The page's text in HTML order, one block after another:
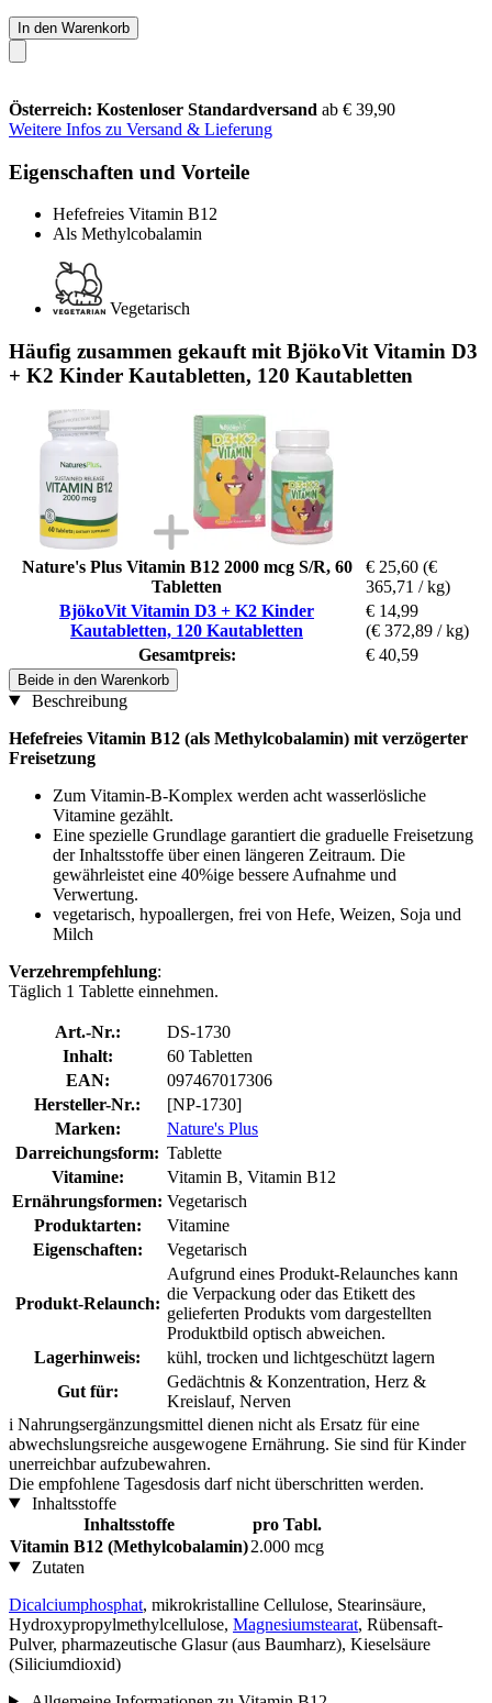
In den Warenkorb
Österreich: Kostenloser Standardversand ab € 39,90
Weitere Infos zu Versand & Lieferung
Eigenschaften und Vorteile
Hefefreies Vitamin B12
Als Methylcobalamin
Vegetarisch
Häufig zusammen gekauft mit BjökoVit Vitamin D3
+ K2 Kinder Kautabletten, 120 Kautabletten
Nature's Plus Vitamin B12 2000 mcg S/R, 60
Tabletten
€ 25,60 (€
365,71 / kg)
BjökoVit Vitamin D3 + K2 Kinder
Kautabletten, 120 Kautabletten
€ 14,99
(€ 372,89 / kg)
Gesamtpreis:
€ 40,59
Beide in den Warenkorb
Beschreibung
Hefefreies Vitamin B12 (als Methylcobalamin) mit verzögerter
Freisetzung
Zum Vitamin-B-Komplex werden acht wasserlösliche
Vitamine gezählt.
Eine spezielle Grundlage garantiert die graduelle Freisetzung
der Inhaltsstoffe über einen längeren Zeitraum. Die
gewährleistet eine 40%ige bessere Aufnahme und
Verwertung.
vegetarisch, hypoallergen, frei von Hefe, Weizen, Soja und
Milch
Verzehrempfehlung:
Täglich 1 Tablette einnehmen.
Art.-Nr.:
DS-1730
Inhalt:
60 Tabletten
EAN:
097467017306
Hersteller-Nr.:
[NP-1730]
Marken:
Nature's Plus
Darreichungsform: Tablette
Vitamine:
Vitamin B, Vitamin B12
Ernährungsformen: Vegetarisch
Produktarten:
Vitamine
Eigenschaften:
Vegetarisch
Produkt-Relaunch:
Aufgrund eines Produkt-Relaunches kann
die Verpackung oder das Etikett des
gelieferten Produkts vom dargestellten
Produktbild optisch abweichen.
Lagerhinweis:
kühl, trocken und lichtgeschützt lagern
Gut für:
Gedächtnis & Konzentration, Herz &
Kreislauf, Nerven
i Nahrungsergänzungsmittel dienen nicht als Ersatz für eine
abwechslungsreiche ausgewogene Ernährung. Sie sind für Kinder
unerreichbar aufzubewahren.
Die empfohlene Tagesdosis darf nicht überschritten werden.
Inhaltsstoffe
Inhaltsstoffe
pro Tabl.
Vitamin B12 (Methylcobalamin)2.000 mcg
Zutaten
Dicalciumphosphat, mikrokristalline Cellulose, Stearinsäure,
Hydroxypropylmethylcellulose, Magnesiumstearat, Rübensaft-
Pulver, pharmazeutische Glasur (aus Baumharz), Kieselsäure
(Siliciumdioxid)